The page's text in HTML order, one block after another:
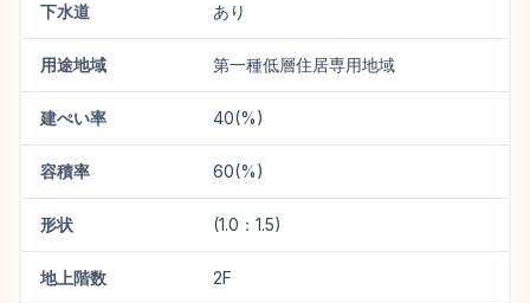
下水道 あり
用途地域 第一種低層住居専用地域
建ぺい率 40(%)
容積率 60(%)
形状 (1.0：1.5)
地上階数 2F